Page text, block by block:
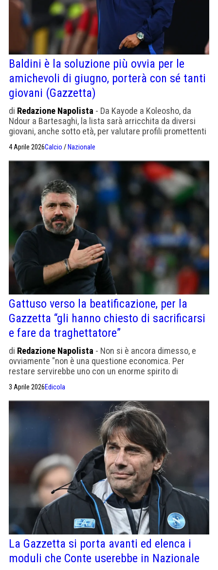
Baldini è la soluzione più ovvia per le
amichevoli di giugno, porterà con sé tanti
giovani (Gazzetta)
di Redazione Napolista - Da Kayode a Koleosho, da
Ndour a Bartesaghi, la lista sarà arricchita da diversi
giovani, anche sotto età, per valutare profili promettenti
nome resta ancora lontana.
4 Aprile 2026Calcio / Nazionale
Gattuso verso la beatificazione, per la
Gazzetta “gli hanno chiesto di sacrificarsi
e fare da traghettatore”
di Redazione Napolista - Non si è ancora dimesso, e
ovviamente "non è una questione economica. Per
restare servirebbe uno con un enorme spirito di
3 Aprile 2026Edicola
La Gazzetta si porta avanti ed elenca i
moduli che Conte userebbe in Nazionale